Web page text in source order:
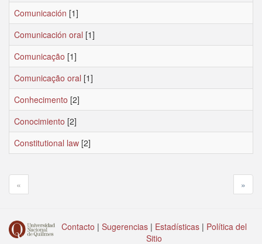
Comunicación [1]
Comunicación oral [1]
Comunicação [1]
Comunicação oral [1]
Conhecimento [2]
Conocimiento [2]
Constitutional law [2]
« »
Contacto | Sugerencias | Estadísticas | Política del
Sitio